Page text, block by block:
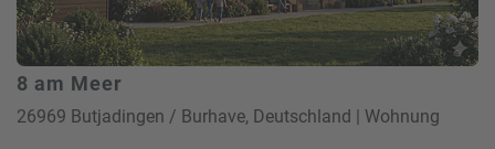
8 am Meer
26969 Butjadingen / Burhave, Deutschland | Wohnung